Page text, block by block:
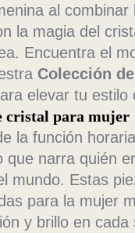
al combinar
la magia del
Encuentra el
Colección
elevar tu estilo
cristal para mujer
la función
que narra quién
mundo. Estas
para la mujer
y brillo en cada